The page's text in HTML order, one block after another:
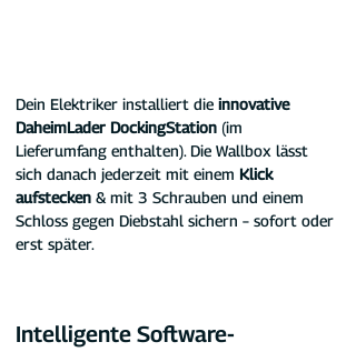
Dein Elektriker installiert die innovative
DaheimLader DockingStation (im
Lieferumfang enthalten). Die Wallbox lässt
sich danach jederzeit mit einem Klick
aufstecken & mit 3 Schrauben und einem
Schloss gegen Diebstahl sichern – sofort oder
erst später.
Intelligente Software-